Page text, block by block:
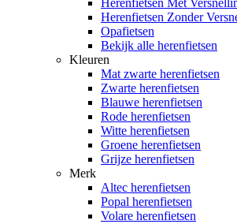
Herenfietsen Met
Herenfietsen Zonder
Opafietsen
Bekijk alle herenfietsen
Kleuren
Mat zwarte herenfietsen
Zwarte herenfietsen
Blauwe herenfietsen
Rode herenfietsen
Witte herenfietsen
Groene herenfietsen
Grijze herenfietsen
Merk
Altec herenfietsen
Popal herenfietsen
Volare herenfietsen